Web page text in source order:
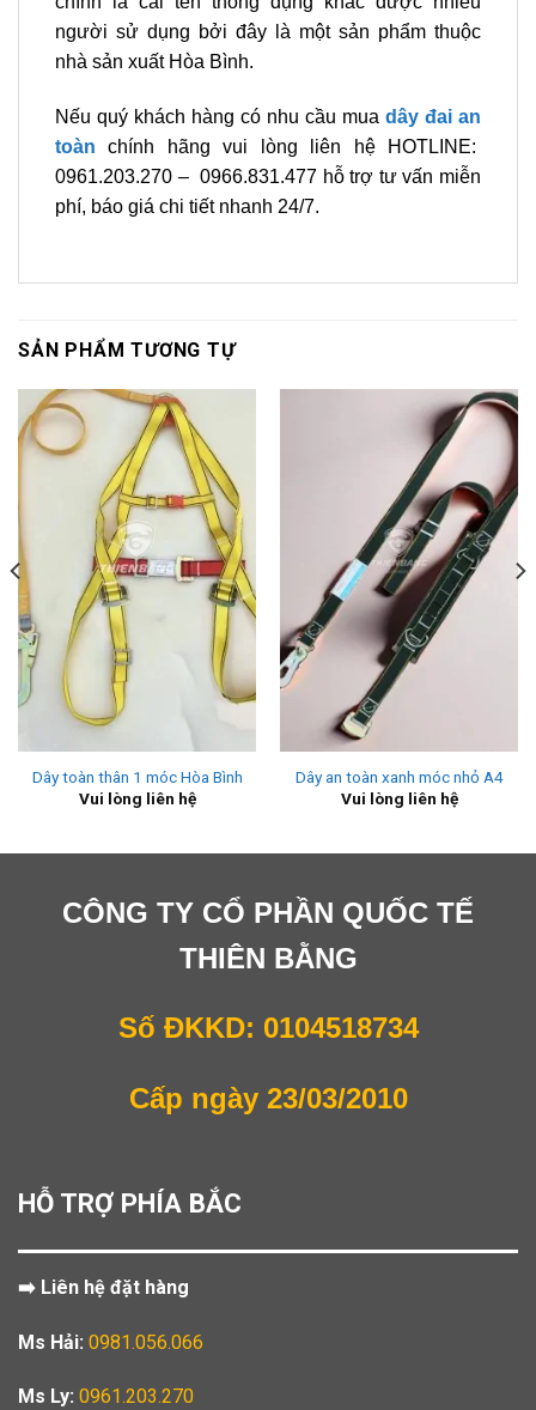
người sử dụng bởi đây là một sản phẩm thuộc
nhà sản xuất Hòa Bình.
Nếu quý khách hàng có nhu cầu mua dây đai an
toàn chính hãng vui lòng liên hệ HOTLINE:
0961.203.270 – 0966.831.477 hỗ trợ tư vấn miễn
phí, báo giá chi tiết nhanh 24/7.
SẢN PHẨM TƯƠNG TỰ
Dây toàn thân 1 móc Hòa Bình
Vui lòng liên hệ
Dây an toàn xanh móc nhỏ A4
Vui lòng liên hệ
CÔNG TY CỔ PHẦN QUỐC TẾ
THIÊN BẰNG
Số ĐKKD: 0104518734
Cấp ngày 23/03/2010
HỖ TRỢ PHÍA BẮC
➡️ Liên hệ đặt hàng
Ms Hải: 0981.056.066
Ms Ly: 0961.203.270